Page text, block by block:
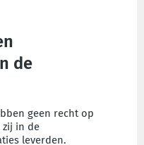
de
geen recht op
zij in de
leverden.